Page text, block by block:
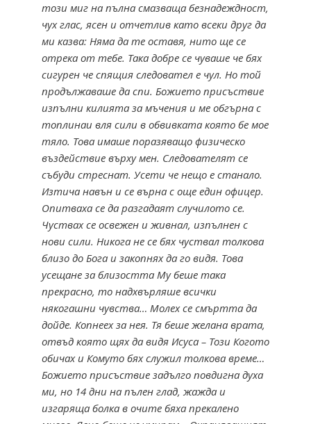
този миг на пълна смазваща безнадеждност,
чух глас, ясен и отчетлив като всеки друг да
ми казва: Няма да те оставя, нито ще се
отрека от тебе. Така добре се чуваше че бях
сигурен че спящия следовател е чул. Но той
продължаваше да спи. Божието присъствие
изпълни килията за мъчения и ме обгърна с
топлинаи вля сили в обвивката която бе мое
тяло. Това имаше поразяващо физическо
въздействие върху мен. Следователят се
събуди стреснат. Усети че нещо е станало.
Изтича навън и се върна с още един офицер.
Опитваха се да разгадаят случилото се.
Чуствах се освежен и живнал, изпълнен с
нови сили. Никога не се бях чуствал толкова
близо до Бога и закопнях да го видя. Това
усещане за близостта Му беше така
прекрасно, то надхвърляше всички
някогашни чувства… Молех се смъртта да
дойде. Копнеех за нея. Тя беше желана врата,
отвъд която щях да видя Исуса – Този Когото
обичах и Комуто бях служил толкова време…
Божието присъствие задълго повдигна духа
ми, но 14 дни на пълен глад, жажда и
изгаряща болка в очите бяха прекалено